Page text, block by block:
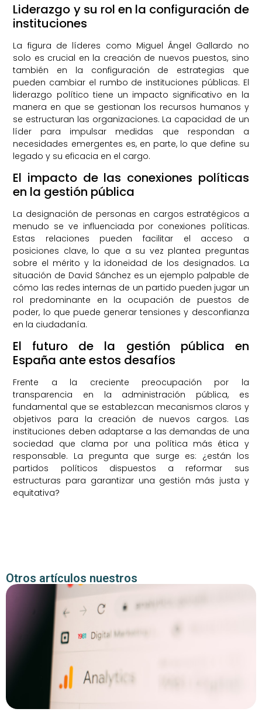
Liderazgo y su rol en la configuración de
instituciones
La figura de líderes como Miguel Ángel Gallardo no
solo es crucial en la creación de nuevos puestos, sino
también en la configuración de estrategias que
pueden cambiar el rumbo de instituciones públicas. El
liderazgo político tiene un impacto significativo en la
manera en que se gestionan los recursos humanos y
se estructuran las organizaciones. La capacidad de un
líder para impulsar medidas que respondan a
necesidades emergentes es, en parte, lo que define su
legado y su eficacia en el cargo.
El impacto de las conexiones políticas
en la gestión pública
La designación de personas en cargos estratégicos a
menudo se ve influenciada por conexiones políticas.
Estas relaciones pueden facilitar el acceso a
posiciones clave, lo que a su vez plantea preguntas
sobre el mérito y la idoneidad de los designados. La
situación de David Sánchez es un ejemplo palpable de
cómo las redes internas de un partido pueden jugar un
rol predominante en la ocupación de puestos de
poder, lo que puede generar tensiones y desconfianza
en la ciudadanía.
El futuro de la gestión pública en
España ante estos desafíos
Frente a la creciente preocupación por la
transparencia en la administración pública, es
fundamental que se establezcan mecanismos claros y
objetivos para la creación de nuevos cargos. Las
instituciones deben adaptarse a las demandas de una
sociedad que clama por una política más ética y
responsable. La pregunta que surge es: ¿están los
partidos políticos dispuestos a reformar sus
estructuras para garantizar una gestión más justa y
equitativa?
Otros artículos nuestros